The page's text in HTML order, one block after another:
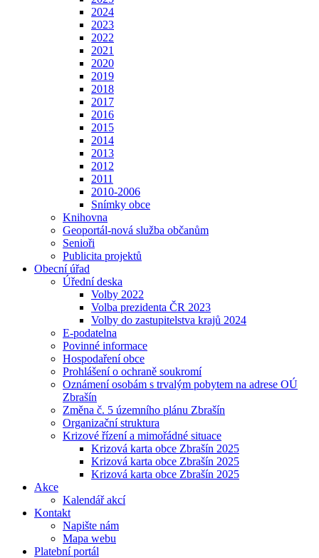
2024
2023
2022
2021
2020
2019
2018
2017
2016
2015
2014
2013
2012
2011
2010-2006
Snímky obce
Knihovna
Geoportál-nová služba občanům
Senioři
Publicita projektů
Obecní úřad
Úřední deska
Volby 2022
Volba prezidenta ČR 2023
Volby do zastupitelstva krajů 2024
E-podatelna
Povinné informace
Hospodaření obce
Prohlášení o ochraně soukromí
Oznámení osobám s trvalým pobytem na adrese OÚ
Zbrašín
Změna č. 5 územního plánu Zbrašín
Organizační struktura
Krizové řízení a mimořádné situace
Krizová karta obce Zbrašín 2025
Krizová karta obce Zbrašín 2025
Krizová karta obce Zbrašín 2025
Akce
Kalendář akcí
Kontakt
Napište nám
Mapa webu
Platební portál